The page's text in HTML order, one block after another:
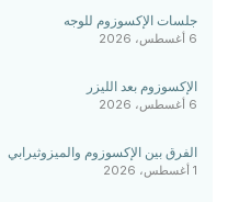
جلسات الإكسوزوم للوجه
6 أغسطس، 2026
الإكسوزوم بعد الليزر
6 أغسطس، 2026
الفرق بين الإكسوزوم والميزوثيرابي
1 أغسطس، 2026